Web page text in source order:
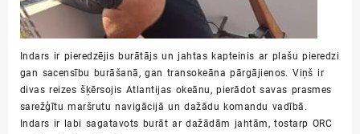
Indars ir pieredzējis burātājs un jahtas kapteinis ar plašu pieredzi
gan sacensību burāšanā, gan transokeāna pārgājienos. Viņš ir
divas reizes šķērsojis Atlantijas okeānu, pierādot savas prasmes
sarežģītu maršrutu navigācijā un dažādu komandu vadībā.
Indars ir labi sagatavots burāt ar dažādām jahtām, tostarp ORC